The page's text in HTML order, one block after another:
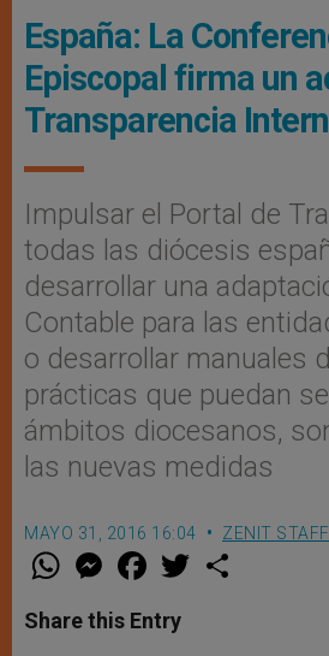
España: La
Episcopal firma un
Transparencia
Impulsar el Portal de
todas las diócesis
desarrollar una
Contable para las
o desarrollar manuales
prácticas que puedan
ámbitos diocesanos,
las nuevas medidas
MAYO 31, 2016 16:04 ZENIT STAFF
W
t
s
M
e
s
e
F
a
e
b
w
Share this Entry